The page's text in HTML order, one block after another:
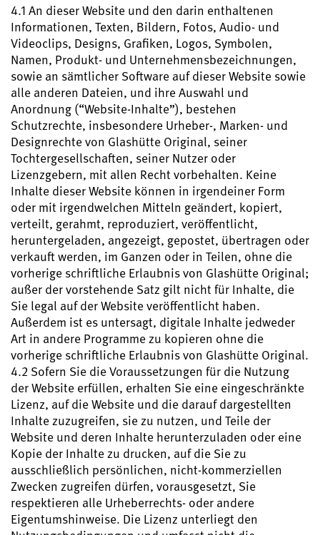
4.1 An dieser Website und den darin enthaltenen
Informationen, Texten, Bildern, Fotos, Audio- und
Videoclips, Designs, Grafiken, Logos, Symbolen,
Namen, Produkt- und Unternehmensbezeichnungen,
sowie an sämtlicher Software auf dieser Website sowie
alle anderen Dateien, und ihre Auswahl und
Anordnung (“Website-Inhalte”), bestehen
Schutzrechte, insbesondere Urheber-, Marken- und
Designrechte von Glashütte Original, seiner
Tochtergesellschaften, seiner Nutzer oder
Lizenzgebern, mit allen Recht vorbehalten. Keine
Inhalte dieser Website können in irgendeiner Form
oder mit irgendwelchen Mitteln geändert, kopiert,
verteilt, gerahmt, reproduziert, veröffentlicht,
heruntergeladen, angezeigt, gepostet, übertragen oder
verkauft werden, im Ganzen oder in Teilen, ohne die
vorherige schriftliche Erlaubnis von Glashütte Original;
außer der vorstehende Satz gilt nicht für Inhalte, die
Sie legal auf der Website veröffentlicht haben.
Außerdem ist es untersagt, digitale Inhalte jedweder
Art in andere Programme zu kopieren ohne die
vorherige schriftliche Erlaubnis von Glashütte Original.
4.2 Sofern Sie die Voraussetzungen für die Nutzung
der Website erfüllen, erhalten Sie eine eingeschränkte
Lizenz, auf die Website und die darauf dargestellten
Inhalte zuzugreifen, sie zu nutzen, und Teile der
Website und deren Inhalte herunterzuladen oder eine
Kopie der Inhalte zu drucken, auf die Sie zu
ausschließlich persönlichen, nicht-kommerziellen
Zwecken zugreifen dürfen, vorausgesetzt, Sie
respektieren alle Urheberrechts- oder andere
Eigentumshinweise. Die Lizenz unterliegt den